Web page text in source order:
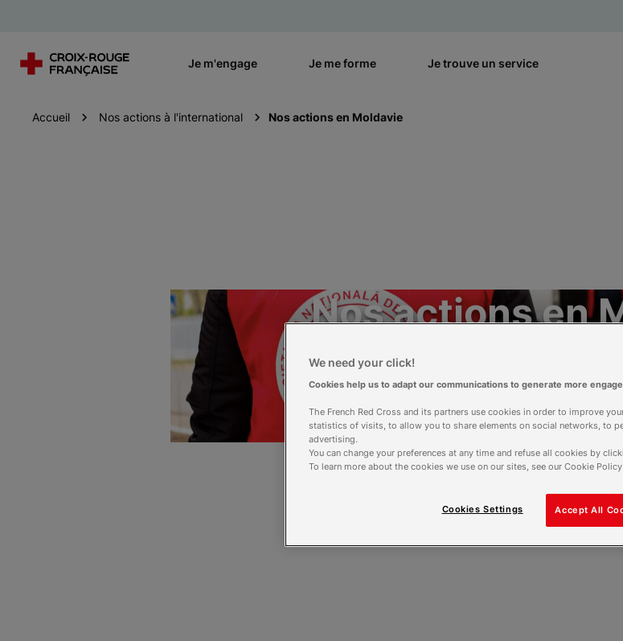
Je m'engage Je me forme Je trouve un service
Accueil Nos actions à l'international Nos actions en Moldavie
Nos actions en
We need your click!
Cookies help us to adapt our communications to generate more
The French Red Cross and its partners use cookies in order to improve
statistics of visits, to allow you to share elements on social networks, to
advertising.
You can change your preferences at any time and refuse all cookies by
To learn more about the cookies we use on our sites, see our Cookie Policy
Accept All
Cookies Settings